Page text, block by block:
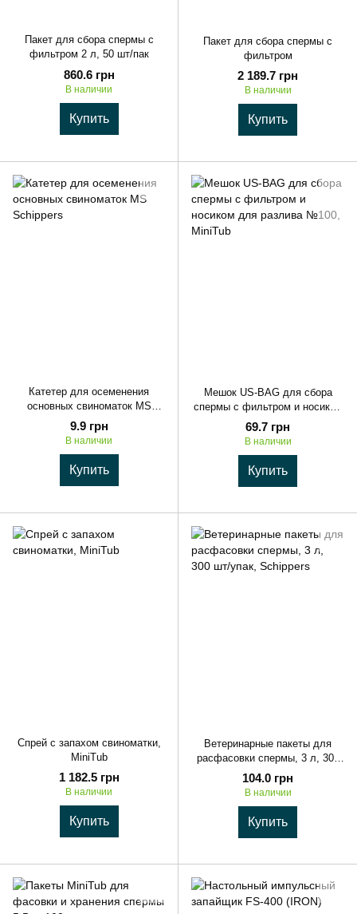
Пакет для сбора спермы с
фильтром 2 л, 50 шт/пак
860.6 грн
В наличии
Купить
Пакет для сбора спермы с
фильтром
2 189.7 грн
В наличии
Купить
Катетер для осеменения
основных свиноматок MS
Schippers
9.9 грн
В наличии
Купить
Мешок US-BAG для сбора
спермы с фильтром и носиком
для разлива №100, MiniTub
69.7 грн
В наличии
Купить
Спрей с запахом свиноматки,
MiniTub
1 182.5 грн
В наличии
Купить
Ветеринарные пакеты для
расфасовки спермы, 3 л, 300
шт/упак, Schippers
104.0 грн
В наличии
Купить